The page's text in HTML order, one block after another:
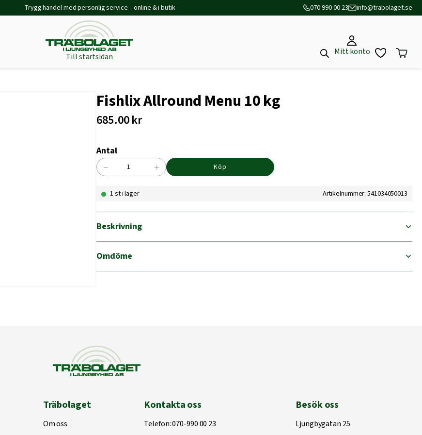
Trygg handel med personlig service – online & i butik 070-990 00 23 info@trabolaget.se
Till startsidan
Mitt konto
Fishlix Allround Menu 10 kg
685.00kr
Antal
Fishlix
Menu
kg
mängd
− + Köp
1 st i lager Artikelnummer: 541034050013
Beskrivning
Omdöme
Träbolaget
Om oss
Kontakta oss
Telefon:070-990 00 23
Besök oss
Ljungbygatan 25